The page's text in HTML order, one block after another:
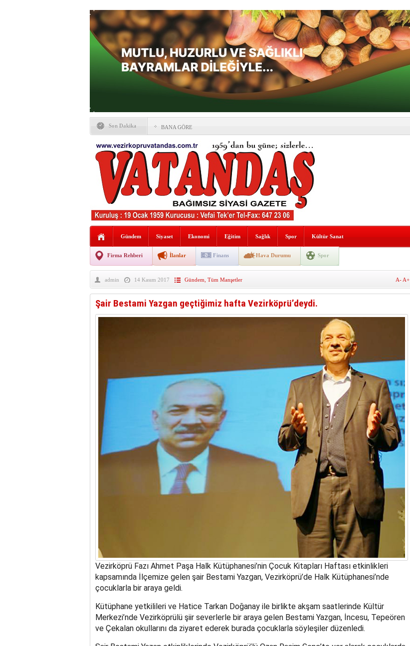
Son Dakika BANA GÖRE
Vezirköprü CHP’de istifa depremi yaşandı!
HAYATIN İÇİNDEN BESLENME
Kaybettiklerimiz
NÖBETÇİ ECZANELER
Okullarda yeni dönem: Yönetmelik kapsamlı şekilde
değişti
taşınıyor
Hafif ticari araç takla attı! 2’si Çocuk 5 Yaralı
“Yaz Seninle Güzel” doğa yürüyüşü
Gündem Siyaset Ekonomi Eğitim Sağlık Spor Kültür Sanat
Firma Rehberi İlanlar Finans Hava Durumu Spor
admin 14 Kasım 2017 Gündem Tüm Manşetler A- A+
Şair Bestami Yazgan geçtiğimiz hafta Vezirköprü’deydi.
Vezirköprü Fazı Ahmet Paşa Halk Kütüphanesi’nin Çocuk Kitapları Haftası etkinlikleri
kapsamında İlçemize gelen şair Bestami Yazgan, Vezirköprü’de Halk Kütüphanesi’nde
çocuklarla bir araya geldi.
Kütüphane yetkilileri ve Hatice Tarkan Doğanay ile birlikte akşam saatlerinde Kültür
Merkezi’nde Vezirköprülü şiir severlerle bir araya gelen Bestami Yazgan, İncesu, Tepeören
ve Çekalan okullarını da ziyaret ederek burada çocuklarla söyleşiler düzenledi.